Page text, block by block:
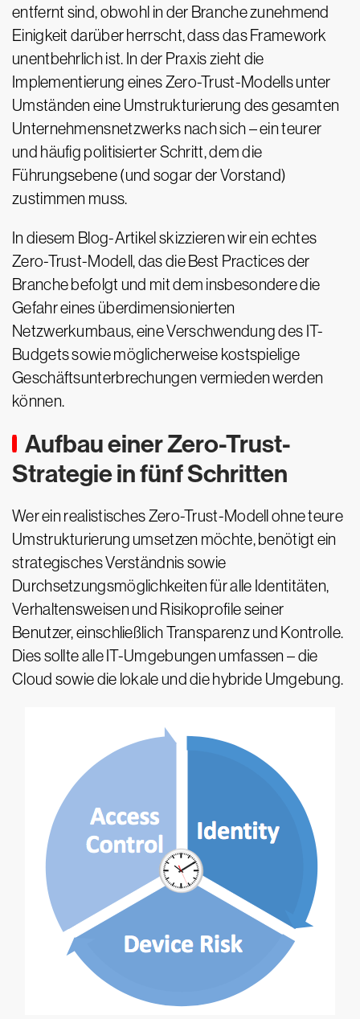
entfernt sind, obwohl in der Branche zunehmend
Einigkeit darüber herrscht, dass das Framework
unentbehrlich ist. In der Praxis zieht die
Implementierung eines Zero-Trust-Modells unter
Umständen eine Umstrukturierung des gesamten
Unternehmensnetzwerks nach sich – ein teurer
und häufig politisierter Schritt, dem die
Führungsebene (und sogar der Vorstand)
zustimmen muss.
In diesem Blog-Artikel skizzieren wir ein echtes
Zero-Trust-Modell, das die Best Practices der
Branche befolgt und mit dem insbesondere die
Gefahr eines überdimensionierten
Netzwerkumbaus, eine Verschwendung des IT-
Budgets sowie möglicherweise kostspielige
Geschäftsunterbrechungen vermieden werden
können.
Aufbau einer Zero-Trust-
Strategie in fünf Schritten
Wer ein realistisches Zero-Trust-Modell ohne teure
Umstrukturierung umsetzen möchte, benötigt ein
strategisches Verständnis sowie
Durchsetzungsmöglichkeiten für alle Identitäten,
Verhaltensweisen und Risikoprofile seiner
Benutzer, einschließlich Transparenz und Kontrolle.
Dies sollte alle IT-Umgebungen umfassen – die
Cloud sowie die lokale und die hybride Umgebung.